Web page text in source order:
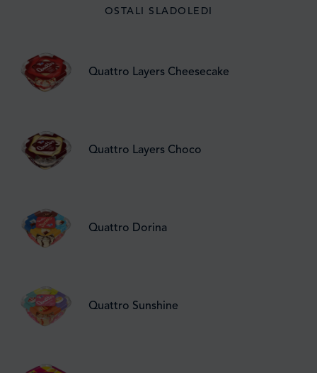
OSTALI SLADOLEDI
Quattro Layers Cheesecake
Quattro Layers Choco
Quattro Dorina
Quattro Sunshine